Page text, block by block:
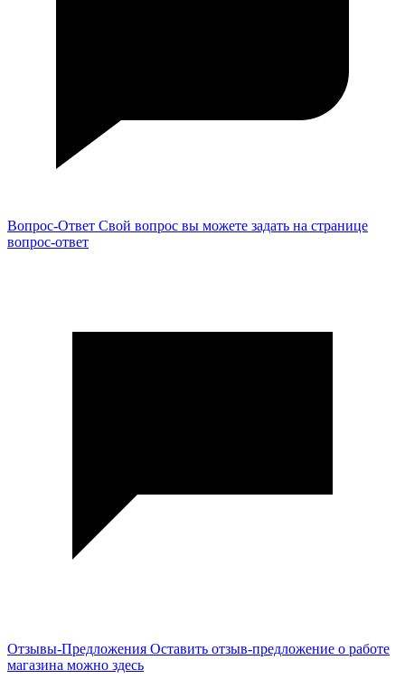
Вопрос-Ответ Свой вопрос вы можете задать на странице
вопрос-ответ
Отзывы-Предложения Оставить отзыв-предложение о работе
магазина можно здесь